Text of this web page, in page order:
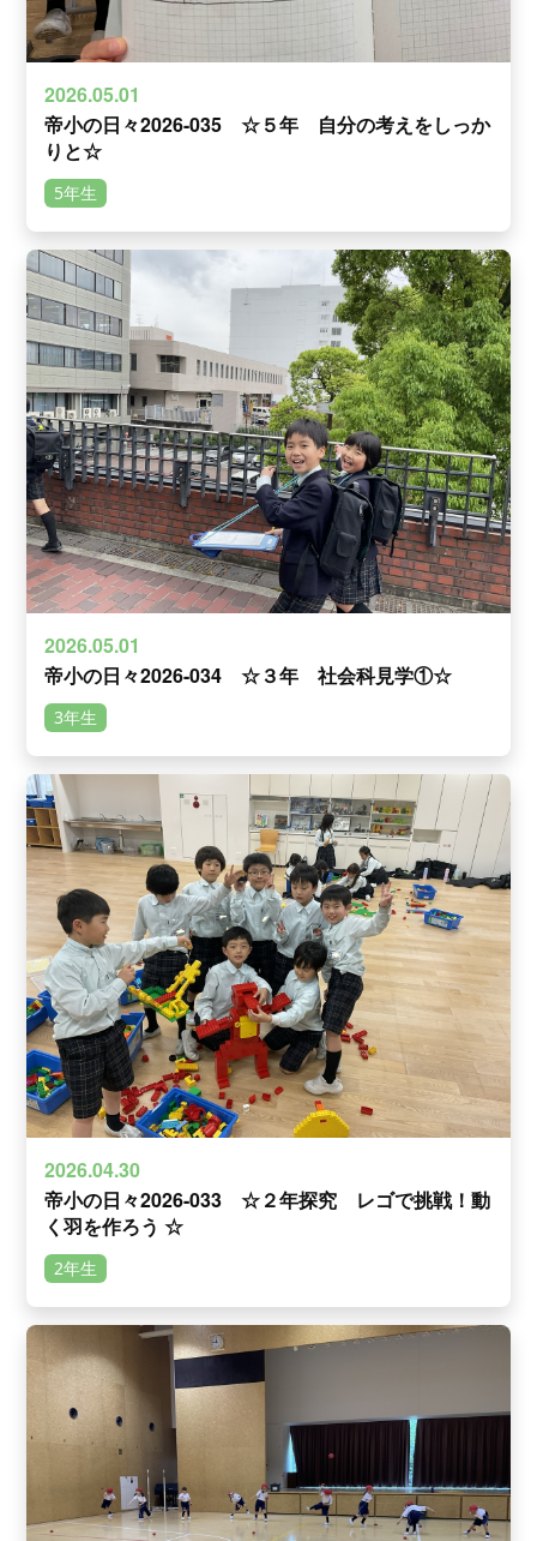
2026.05.01
帝小の日々2026-035 ☆５年 自分の考えをしっか
りと☆
5年生
2026.05.01
帝小の日々2026-034 ☆３年 社会科見学①☆
3年生
2026.04.30
帝小の日々2026-033 ☆２年探究 レゴで挑戦！動
く羽を作ろう ☆
2年生